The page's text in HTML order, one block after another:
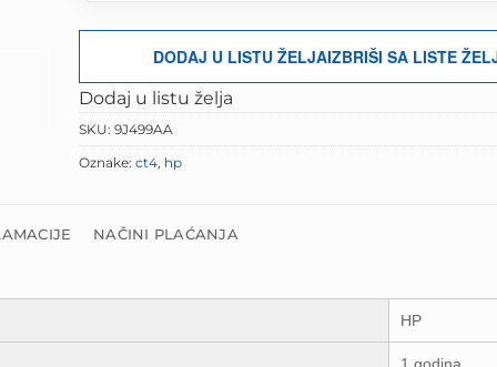
DODAJ U LISTU ŽELJAIZBRIŠI SA LISTE
Dodaj u listu želja
SKU: 9J499AA
Oznake: ct4, hp
NAČINI PLAĆANJA
HP